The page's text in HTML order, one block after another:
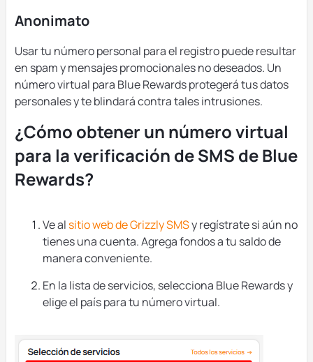
Anonimato
Usar tu número personal para el registro puede resultar
en spam y mensajes promocionales no deseados. Un
número virtual para Blue Rewards protegerá tus datos
personales y te blindará contra tales intrusiones.
¿Cómo obtener un número virtual
para la verificación de SMS de Blue
Rewards?
Ve al sitio web de Grizzly SMSy regístrate si aún no
tienes una cuenta. Agrega fondos a tu saldo de
manera conveniente.
En la lista de servicios, selecciona Blue Rewards y
elige el país para tu número virtual.